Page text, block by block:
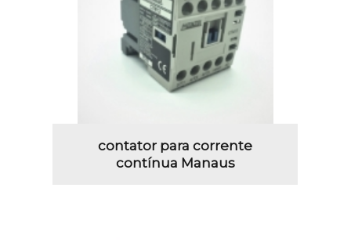
contator para corrente
contínua Manaus